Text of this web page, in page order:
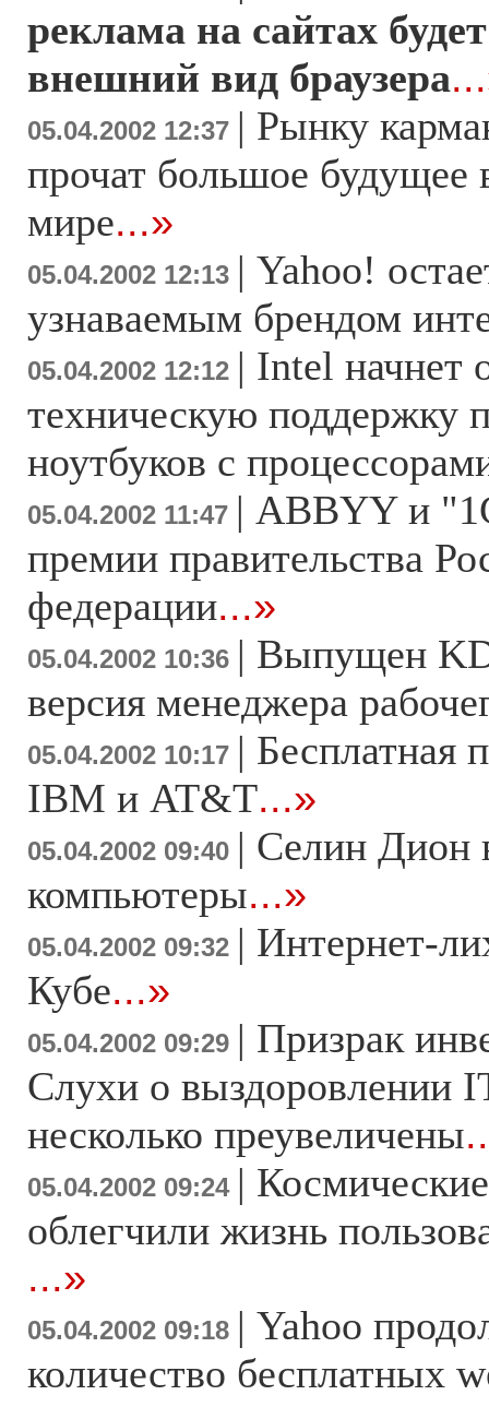
реклама на сайтах
внешний вид браузера
05.04.2002 12:37 | Рынку
прочат большое будущее
мире...»
05.04.2002 12:13 | Yahoo!
узнаваемым брендом
05.04.2002 12:12 | Intel начнет
техническую поддержку
ноутбуков с
05.04.2002 11:47 | ABBYY и
премии правительства
федерации...»
05.04.2002 10:36 | Выпущен
версия менеджера
05.04.2002 10:17 | Бесплатная
IBM и AT&T...»
05.04.2002 09:40 | Селин Дион
компьютеры...»
05.04.2002 09:32 | Интернет-
Кубе...»
05.04.2002 09:29 | Призрак
Слухи о выздоровлении
несколько преувеличены
05.04.2002 09:24 |
облегчили жизнь
...»
05.04.2002 09:18 | Yahoo
количество бесплатных